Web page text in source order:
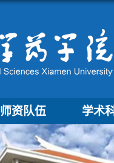
师资队伍 学术